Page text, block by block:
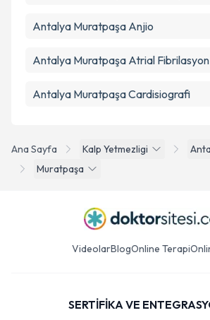
Ana Sayfa Kalp Yetmezligi
Muratpaşa
Antalya Muratpaşa Anjio
Antalya Muratpaşa Atrial Fibrilasyon
Antalya Muratpaşa Cardisiografi
VideolarBlogOnline Terapi
SERTİFİKA VE